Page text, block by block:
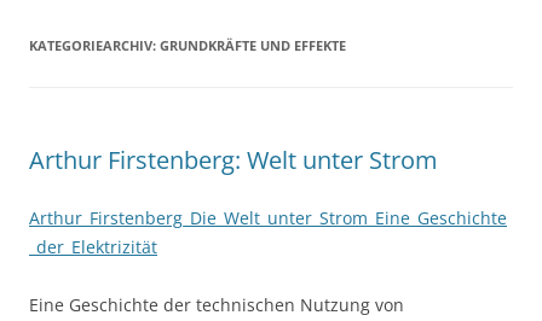
KATEGORIEARCHIV: GRUNDKRÄFTE UND EFFEKTE
Arthur Firstenberg: Welt unter Strom
Arthur_Firstenberg_Die_Welt_unter_Strom_Eine_Geschichte
_der_Elektrizität
Eine Geschichte der technischen Nutzung von